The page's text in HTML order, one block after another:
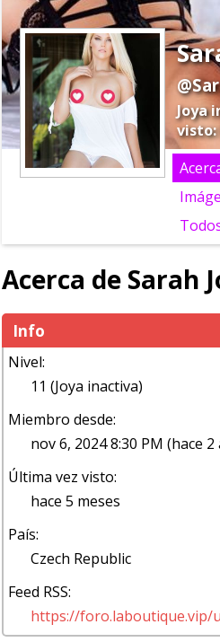
Joya
visto:
Acerca de Sarah
Info
Nivel:
11 (Joya inactiva)
Miembro desde:
nov 6, 2024 8:30 PM
Última vez visto:
hace 5 meses
País:
Czech Republic
Feed RSS:
https://foro.laboutique.vip/